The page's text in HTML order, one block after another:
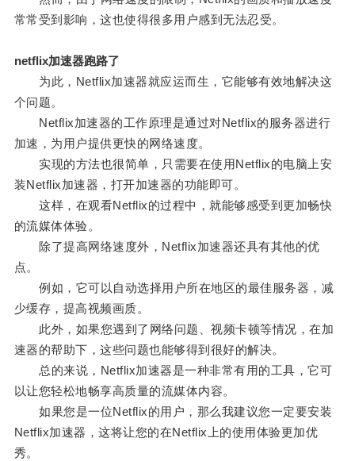
常常受到影响，这也使得很多用户感到无法忍受。
netflix加速器跑路了
为此，Netflix加速器就应运而生，它能够有效地解决这
个问题。
Netflix加速器的工作原理是通过对Netflix的服务器进行
加速，为用户提供更快的网络速度。
实现的方法也很简单，只需要在使用Netflix的电脑上安
装Netflix加速器，打开加速器的功能即可。
这样，在观看Netflix的过程中，就能够感受到更加畅快
的流媒体体验。
除了提高网络速度外，Netflix加速器还具有其他的优
点。
例如，它可以自动选择用户所在地区的最佳服务器，减
少缓存，提高视频画质。
此外，如果您遇到了网络问题、视频卡顿等情况，在加
速器的帮助下，这些问题也能够得到很好的解决。
总的来说，Netflix加速器是一种非常有用的工具，它可
以让您轻松地畅享高质量的流媒体内容。
如果您是一位Netflix的用户，那么我建议您一定要安装
Netflix加速器，这将让您的在Netflix上的使用体验更加优
秀。